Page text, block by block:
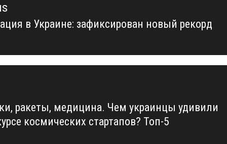
в Украине: зафиксирован новый рекорд
ракеты, медицина. Чем украинцы удивили
космических стартапов? Топ-5